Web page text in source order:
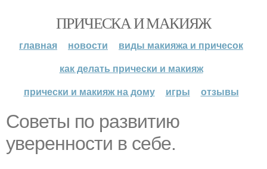
ПРИЧЕСКА И МАКИЯЖ
главная новости
виды макияжа и причесок
как делать прически и макияж
прически и макияж на дому
игры отзывы
Советы по развитию
уверенности в себе.